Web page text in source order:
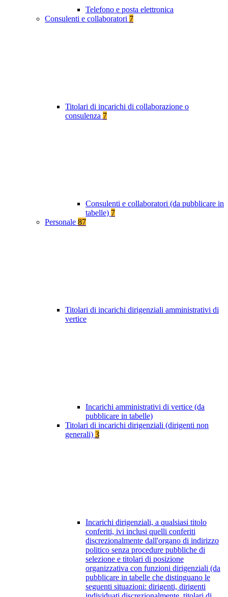
Telefono e posta elettronica
Consulenti e collaboratori 7
Titolari di incarichi di collaborazione o
consulenza 7
Consulenti e collaboratori (da pubblicare in
tabelle) 7
Personale 87
Titolari di incarichi dirigenziali amministrativi di
vertice
Incarichi amministrativi di vertice (da
pubblicare in tabelle)
Titolari di incarichi dirigenziali (dirigenti non
generali) 3
Incarichi dirigenziali, a qualsiasi titolo
conferiti, ivi inclusi quelli conferiti
discrezionalmente dall'organo di indirizzo
politico senza procedure pubbliche di
selezione e titolari di posizione
organizzativa con funzioni dirigenziali (da
pubblicare in tabelle che distinguano le
seguenti situazioni: dirigenti, dirigenti